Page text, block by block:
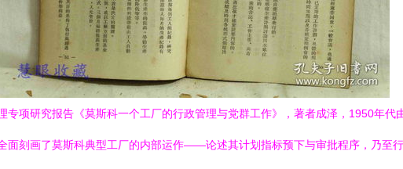
项研究报告《莫斯科一个工厂的行政管理与党群工作》，著者成泽，1950年代
面刻画了莫斯科典型工厂的内部运作——论述其计划指标预下与审批程序，乃至